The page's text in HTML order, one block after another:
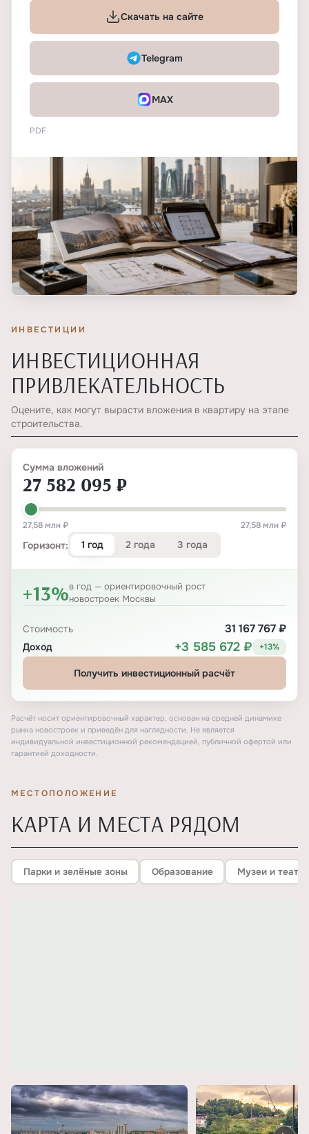
Скачать на сайте
Telegram
MAX
PDF
ИНВЕСТИЦИИ
ИНВЕСТИЦИОННАЯ
ПРИВЛЕКАТЕЛЬНОСТЬ
Оцените, как могут вырасти вложения в квартиру на этапе
строительства.
Сумма вложений
27 582 095 ₽
27,58 млн ₽ 27,58 млн ₽
Горизонт: 1 год 2 года 3 года
+13%в год — ориентировочный рост
новостроек Москвы
Стоимость 31 167 767 ₽
Доход +3 585 672 ₽ +13%
Получить инвестиционный расчёт
Расчёт носит ориентировочный характер, основан на средней динамике
рынка новостроек и приведён для наглядности. Не является
индивидуальной инвестиционной рекомендацией, публичной офертой или
гарантией доходности.
МЕСТОПОЛОЖЕНИЕ
КАРТА И МЕСТА РЯДОМ
Парки и зелёные зоны Образование Музеи и